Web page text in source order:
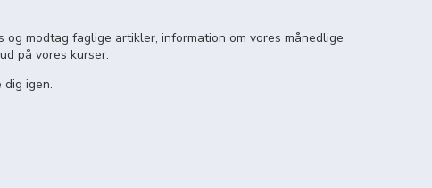
og modtag faglige artikler, information om vores månedlige
på vores kurser.
igen.